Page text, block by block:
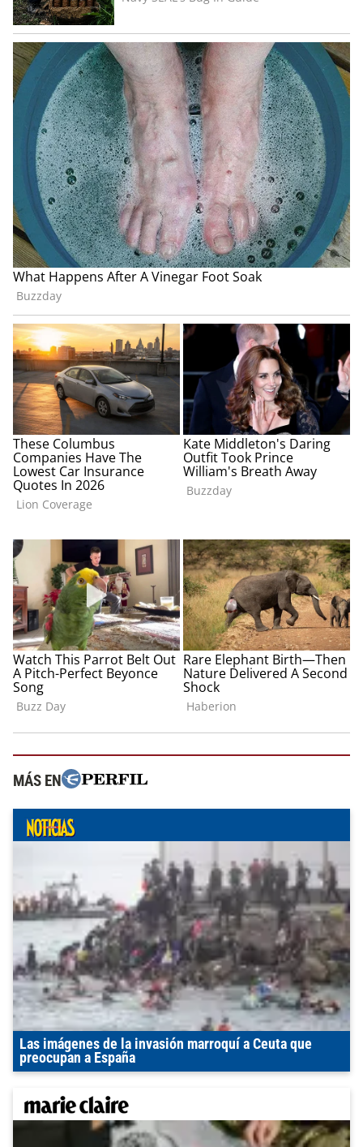
MÁS EN
Las imágenes de la invasión marroquí a Ceuta que
preocupan a España